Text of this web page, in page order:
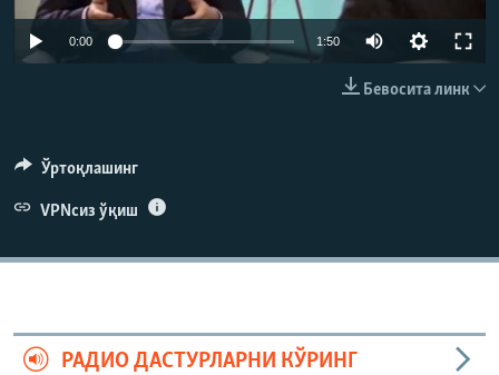
0:00 1:50
Бевосита линк
Ўртоқлашинг
VPNсиз ўқиш
РАДИО ДАСТУРЛАРНИ КЎРИНГ